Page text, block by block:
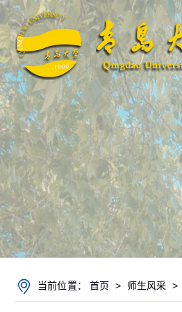
当前位置：首页 > 师生风采 >